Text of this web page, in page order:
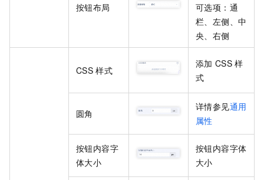
按钮布局
可选项：通
栏、左侧、中
央、右侧
CSS 样式
添加 CSS 样
式
圆角
详情参见通用
属性
按钮内容字
体大小
按钮内容字体
大小